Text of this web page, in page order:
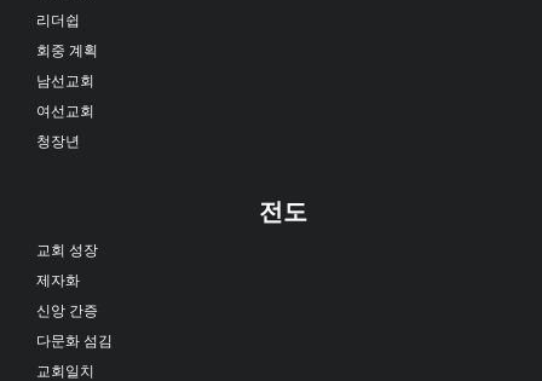
리더쉽
회중 계획
남선교회
여선교회
청장년
전도
교회 성장
제자화
신앙 간증
다문화 섬김
교회일치